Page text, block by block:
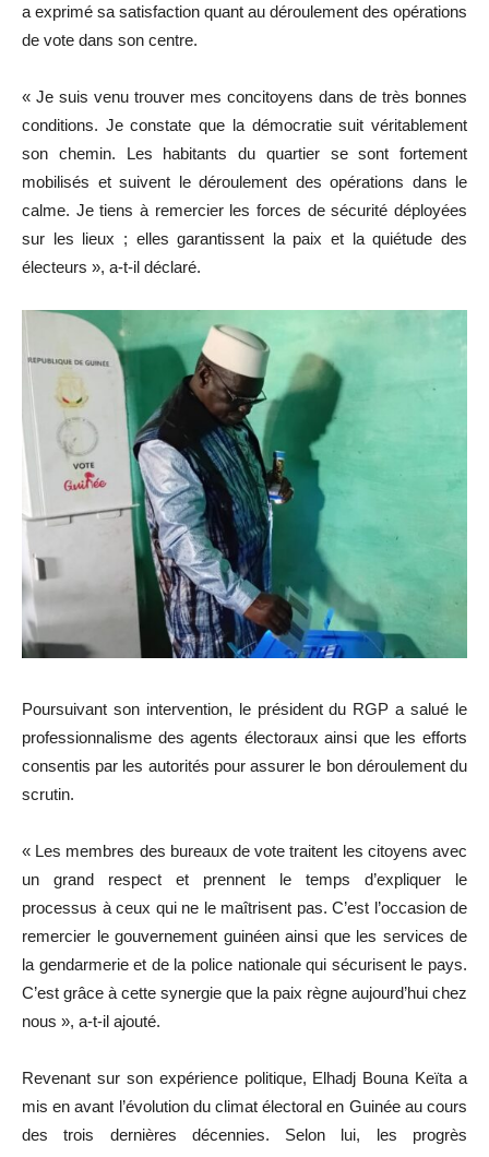
a exprimé sa satisfaction quant au déroulement des opérations
de vote dans son centre.
« Je suis venu trouver mes concitoyens dans de très bonnes
conditions. Je constate que la démocratie suit véritablement
son chemin. Les habitants du quartier se sont fortement
mobilisés et suivent le déroulement des opérations dans le
calme. Je tiens à remercier les forces de sécurité déployées
sur les lieux ; elles garantissent la paix et la quiétude des
électeurs », a-t-il déclaré.
Poursuivant son intervention, le président du RGP a salué le
professionnalisme des agents électoraux ainsi que les efforts
consentis par les autorités pour assurer le bon déroulement du
scrutin.
« Les membres des bureaux de vote traitent les citoyens avec
un grand respect et prennent le temps d’expliquer le
processus à ceux qui ne le maîtrisent pas. C’est l’occasion de
remercier le gouvernement guinéen ainsi que les services de
la gendarmerie et de la police nationale qui sécurisent le pays.
C’est grâce à cette synergie que la paix règne aujourd’hui chez
nous », a-t-il ajouté.
Revenant sur son expérience politique, Elhadj Bouna Keïta a
mis en avant l’évolution du climat électoral en Guinée au cours
des trois dernières décennies. Selon lui, les progrès